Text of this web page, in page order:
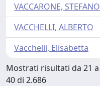
VACCARONE, STEFANO
VACCHELLI, ALBERTO
Vacchelli, Elisabetta
Mostrati risultati da 21 a
40 di 2.686